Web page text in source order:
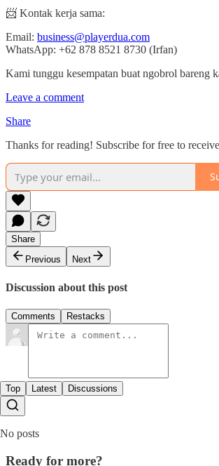
📨 Kontak kerja sama:
Email: business@playerdua.com
WhatsApp: +62 878 8521 8730 (Irfan)
Kami tunggu kesempatan buat ngobrol bareng
Leave a comment
Share
Thanks for reading! Subscribe for free to
Share
Previous
Next
Discussion about this post
Comments Restacks
Top Latest Discussions
No posts
Ready for more?